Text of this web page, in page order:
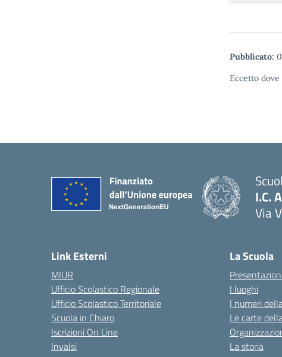
Pubblicato:
Eccetto
I.C.
Via
Link Esterni
MIUR
Ufficio Scolastico Regionale
Ufficio Scolastico Territoriale
Scuola in Chiaro
Iscrizioni On Line
Invalsi
La Scuola
I luoghi
I numeri
Le carte
La storia